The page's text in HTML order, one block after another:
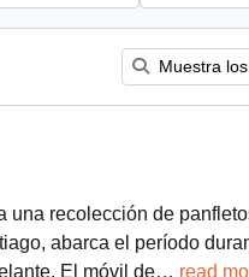
Muestra
una recolección de
abarca el período
El móvil de… read